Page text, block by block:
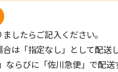
したらご記入ください。
は「指定なし」として配送
ならびに「佐川急便」で配送